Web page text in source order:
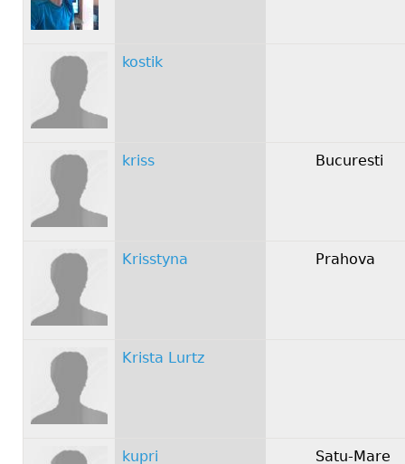
kostik
kriss Bucuresti
Krisstyna Prahova
Krista Lurtz
kupri Satu-Mare